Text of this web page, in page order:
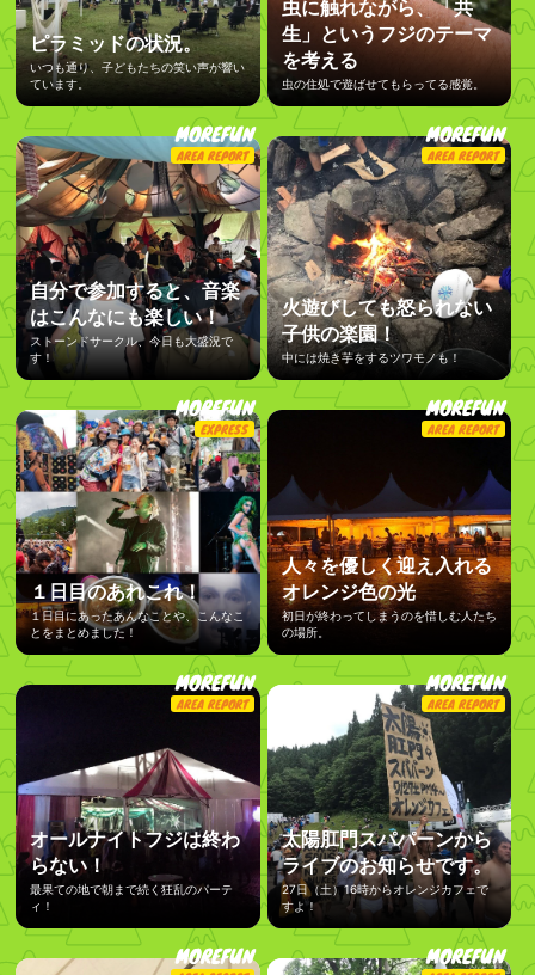
ピラミッドの状況。
いつも通り、子どもたちの笑い声が響い
ています。
虫に触れながら、「共
生」というフジのテーマ
を考える
虫の住処で遊ばせてもらってる感覚。
MOREFUN
AREA REPORT
自分で参加すると、音楽
はこんなにも楽しい！
ストーンドサークル、今日も大盛況で
す！
MOREFUN
AREA REPORT
火遊びしても怒られない
子供の楽園！
中には焼き芋をするツワモノも！
MOREFUN
EXPRESS
１日目のあれこれ！
１日目にあったあんなことや、こんなこ
とをまとめました！
MOREFUN
AREA REPORT
人々を優しく迎え入れる
オレンジ色の光
初日が終わってしまうのを惜しむ人たち
の場所。
MOREFUN
AREA REPORT
オールナイトフジは終わ
らない！
最果ての地で朝まで続く狂乱のパーテ
ィ！
MOREFUN
AREA REPORT
太陽肛門スパパーンから
ライブのお知らせです。
27日（土）16時からオレンジカフェで
すよ！
MOREFUN MOREFUN